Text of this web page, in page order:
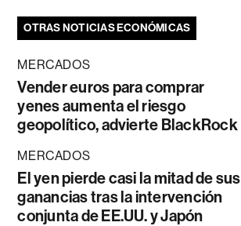
OTRAS NOTICIAS ECONÓMICAS
MERCADOS
Vender euros para comprar
yenes aumenta el riesgo
geopolítico, advierte BlackRock
MERCADOS
El yen pierde casi la mitad de sus
ganancias tras la intervención
conjunta de EE.UU. y Japón